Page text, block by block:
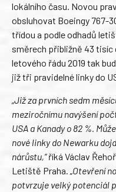
lokálního času. Novou
obsluhovat Boeingy 767-
třídou a podle odhadů
směrech přibližně 43 tisíc
letového řádu 2019 tak
již tři pravidelné linky do
„Již za prvních sedm
meziročnímu navýšení
USA a Kanady o 82 %.
nové linky do Newarku
nárůstu,“říká Václav
Letiště Praha.
„Otevření
potvrzuje velký potenciál